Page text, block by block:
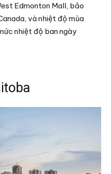
Edmonton Mall, bảo
và nhiệt độ mùa
nhiệt độ ban ngày